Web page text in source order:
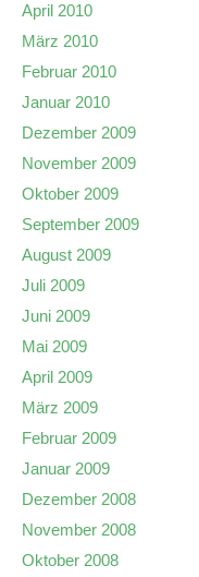
April 2010
März 2010
Februar 2010
Januar 2010
Dezember 2009
November 2009
Oktober 2009
September 2009
August 2009
Juli 2009
Juni 2009
Mai 2009
April 2009
März 2009
Februar 2009
Januar 2009
Dezember 2008
November 2008
Oktober 2008